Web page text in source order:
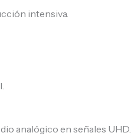
intensiva.
analógico en señales UHD.